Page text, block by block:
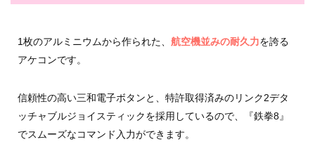
1枚のアルミニウムから作られた、 航空機並みの耐久力を誇る
アケコンです。
信頼性の高い三和電子ボタンと、特許取得済みのリンク2デタ
ッチャブルジョイスティックを採用しているので、『鉄拳8』
でスムーズなコマンド入力ができます。